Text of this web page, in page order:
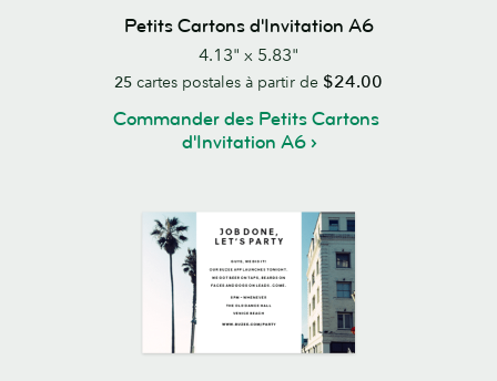
Petits Cartons d'Invitation A6
4.13" x 5.83"
25 cartes postales à partir de $24.00
Commander des Petits Cartons
d'Invitation A6